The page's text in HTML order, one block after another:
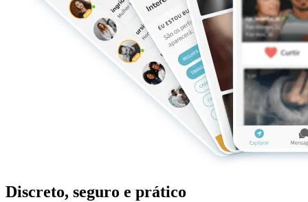
Discreto, seguro e prático